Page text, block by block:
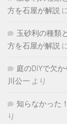
方を石屋が解説
玉砂利の種類
方を石屋が解説
庭のDIYで欠
川公一 より
知らなかった
り